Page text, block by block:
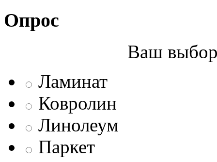
Опрос
Ваш выбор
Ламинат
Ковролин
Линолеум
Паркет